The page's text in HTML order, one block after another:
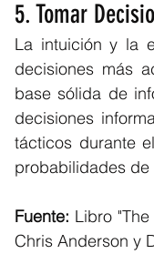
5. Tomar
La intuición y la
decisiones más
base sólida de
decisiones
tácticos durante
probabilidades de
Fuente: Libro
Chris Anderson y